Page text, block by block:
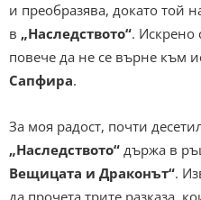
и преобразява, докато той
в „Наследството“. Искрено
повече да не се върне към
Сапфира.
За моя радост, почти
„Наследството“ държа в
Вещицата и Драконът“.